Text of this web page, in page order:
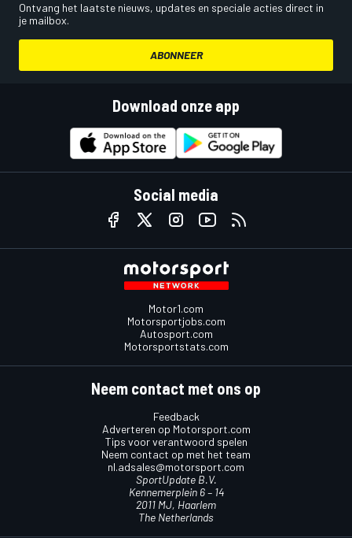
Ontvang het laatste nieuws, updates en speciale acties direct in
je mailbox.
ABONNEER
Download onze app
Social media
Motor1.com
Motorsportjobs.com
Autosport.com
Motorsportstats.com
Neem contact met ons op
Feedback
Adverteren op Motorsport.com
Tips voor verantwoord spelen
Neem contact op met het team
nl.adsales@motorsport.com
SportUpdate B.V.
Kennemerplein 6 – 14
2011 MJ, Haarlem
The Netherlands